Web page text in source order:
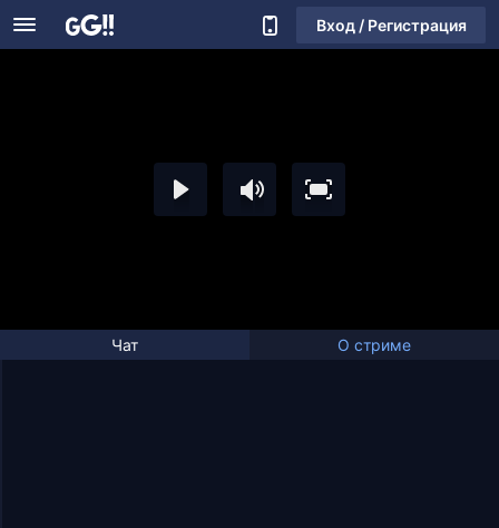
Вход / Регистрация
Чат О стриме